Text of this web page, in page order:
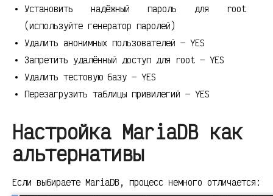
Установить надёжный пароль для root
(используйте генератор паролей)
Удалить анонимных пользователей — YES
Запретить удалённый доступ для root — YES
Удалить тестовую базу — YES
Перезагрузить таблицы привилегий — YES
Настройка MariaDB как
альтернативы
Если выбираете MariaDB, процесс немного отличается: